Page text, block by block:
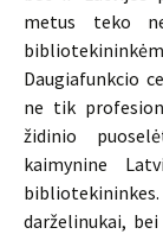
metus teko
Daugiafunkcio
ne tik
židinio
kaimynine
darželinukai,